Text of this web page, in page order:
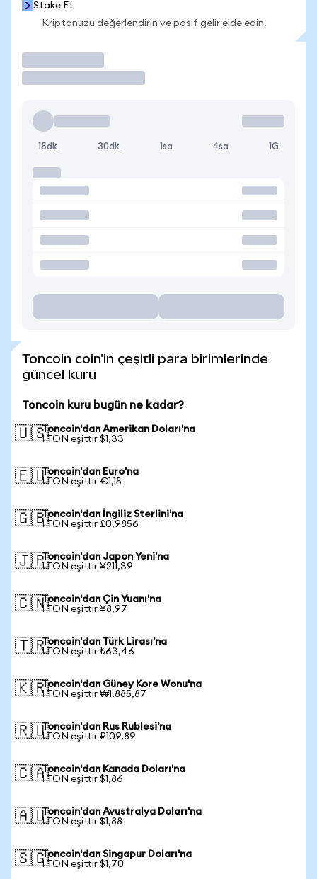
Stake Et
Kriptonuzu değerlendirin ve pasif gelir elde edin.
15dk 30dk 1sa 4sa 1G
Toncoin coin'in çeşitli para birimlerinde
güncel kuru
Toncoin kuru bugün ne kadar?
🇺🇸Toncoin'dan Amerikan Doları'na
1 TON eşittir $1,33
🇪🇺Toncoin'dan Euro'na
1 TON eşittir €1,15
🇬🇧Toncoin'dan İngiliz Sterlini'na
1 TON eşittir £0,9856
🇯🇵Toncoin'dan Japon Yeni'na
1 TON eşittir ¥211,39
🇨🇳Toncoin'dan Çin Yuanı'na
1 TON eşittir ¥8,97
🇹🇷Toncoin'dan Türk Lirası'na
1 TON eşittir ₺63,46
🇰🇷Toncoin'dan Güney Kore Wonu'na
1 TON eşittir ₩1.885,87
🇷🇺Toncoin'dan Rus Rublesi'na
1 TON eşittir ₽109,89
🇨🇦Toncoin'dan Kanada Doları'na
1 TON eşittir $1,86
🇦🇺Toncoin'dan Avustralya Doları'na
1 TON eşittir $1,88
🇸🇬Toncoin'dan Singapur Doları'na
1 TON eşittir $1,70